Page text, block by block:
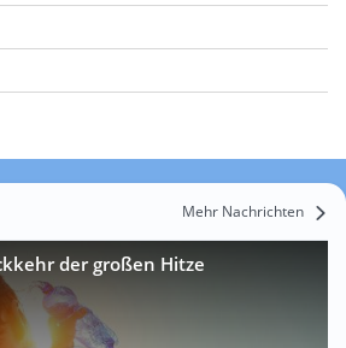
Mehr Nachrichten
der großen Hitze